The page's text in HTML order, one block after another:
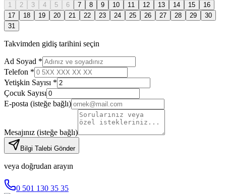
1 2 3 4 5 6 7 8 9 10 11 12 13 14 15
16
17
18 19 20 21 22 23 24 25 26 27 28 29
30
31
Takvimden gidiş tarihini seçin
Ad Soyad *
Telefon *
Yetişkin Sayısı *
Çocuk Sayısı
E-posta (isteğe bağlı)
Mesajınız (isteğe bağlı)
Bilgi Talebi Gönder
veya doğrudan arayın
0 501 130 35 35